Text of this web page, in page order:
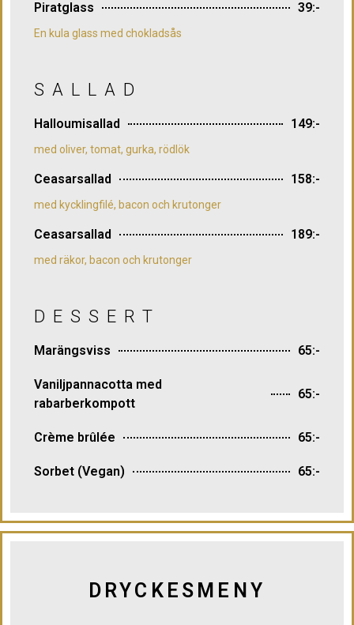
Piratglass 39:-
En kula glass med chokladsås
SALLAD
Halloumisallad 149:-
med oliver, tomat, gurka, rödlök
Ceasarsallad 158:-
med kycklingfilé, bacon och krutonger
Ceasarsallad 189:-
med räkor, bacon och krutonger
DESSERT
Marängsviss 65:-
Vaniljpannacotta med
rabarberkompott
65:-
Crème brûlée 65:-
Sorbet (Vegan) 65:-
DRYCKESMENY